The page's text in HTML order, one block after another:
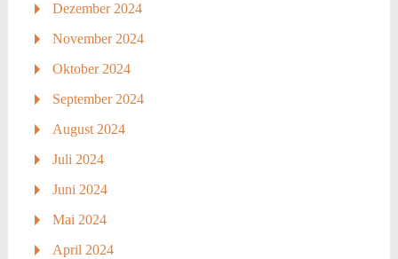
Dezember 2024
November 2024
Oktober 2024
September 2024
August 2024
Juli 2024
Juni 2024
Mai 2024
April 2024